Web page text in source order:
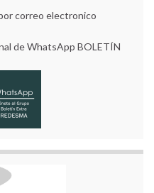
correo electronico
de WhatsApp BOLETÍN